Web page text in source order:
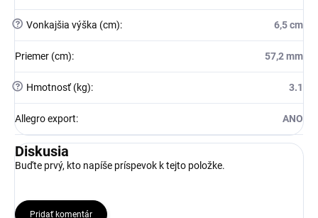
? Vonkajšia výška (cm): 6,5 cm
Priemer (cm): 57,2 mm
? Hmotnosť (kg): 3.1
Allegro export: ANO
Diskusia
Buďte prvý, kto napíše príspevok k tejto položke.
Pridať komentár